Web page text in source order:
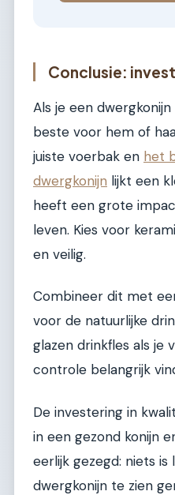
Conclusie:
Als je een
beste voor hem of
juiste voerbak en het
dwergkonijn lijkt een
heeft een grote
leven. Kies voor
en veilig.
Combineer dit met
voor de natuurlijke
glazen drinkfles als je
controle belangrijk
De investering in
in een gezond konijn
eerlijk gezegd: niets is
dwergkonijn te zien